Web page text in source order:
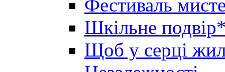
Фестиваль
Шкільне
Щоб у серці